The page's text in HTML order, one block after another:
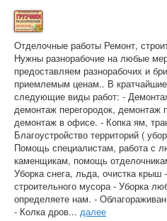
Отделочные работы Ремонт,
Нужны разнорабочие на любые
предоставляем разнорабочих и
приемлемым ценам.. В
следующие виды работ: -
демонтаж перегородок, демонтаж
демонтаж в офисе. - Копка ям,
Благоустройство территорий (
Помощь специалистам, работа с
каменщикам, помощь
Уборка снега, льда, очистка крыш
строительного мусора - Уборка
определяете нам. -
- Колка дров... далее